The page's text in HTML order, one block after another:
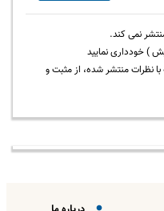
نمی کند.
) خودداری نمایید
نظرات منتشر شده، از مثبت و